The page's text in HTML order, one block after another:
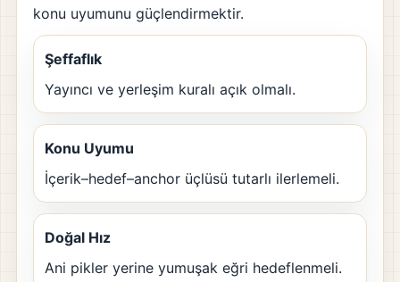
konu uyumunu güçlendirmektir.
Şeffaflık
Yayıncı ve yerleşim kuralı açık olmalı.
Konu Uyumu
İçerik–hedef–anchor üçlüsü tutarlı ilerlemeli.
Doğal Hız
Ani pikler yerine yumuşak eğri hedeflenmeli.